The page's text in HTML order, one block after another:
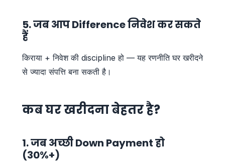
5. जब आप Difference निवेश कर सकते
हैं
किराया + निवेश की discipline हो — यह रणनीति घर खरीदने
से ज्यादा संपत्ति बना सकती है।
कब घर खरीदना बेहतर है?
1. जब अच्छी Down Payment हो
(30%+)